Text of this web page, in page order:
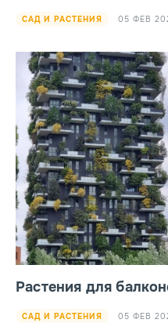
САД И РАСТЕНИЯ 05 ФЕВ
Растения для
САД И РАСТЕНИЯ 05 ФЕВ